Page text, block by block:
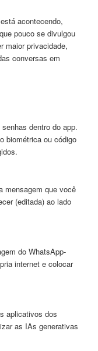
acontecendo,
pouco se divulgou
maior privacidade,
conversas em
dentro do app.
biométrica ou código
que você
(editada) ao lado
do WhatsApp-
internet e colocar
aplicativos dos
as IAs generativas